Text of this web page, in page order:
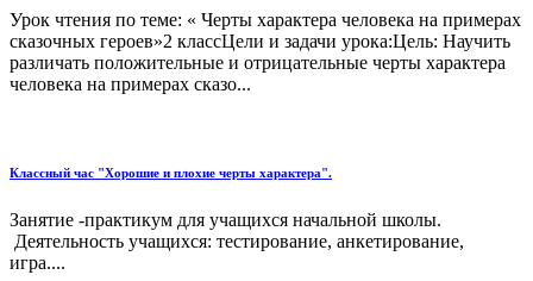
Урок чтения по теме: « Черты характера человека на примерах
сказочных героев»2 классЦели и задачи урока:Цель: Научить
различать положительные и отрицательные черты характера
человека на примерах сказо...
Классный час "Хорошие и плохие черты характера".
Занятие -практикум для учащихся начальной школы.
Деятельность учащихся: тестирование, анкетирование,
игра....